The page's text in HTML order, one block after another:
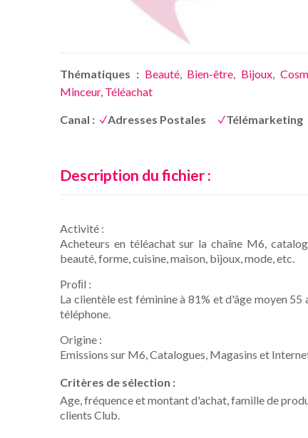
Thématiques : Beauté, Bien-être, Bijoux,
Minceur, Téléachat
Canal : Adresses Postales Télémarketing
Description du fichier :
Activité :
Acheteurs en téléachat sur la chaîne M6,
beauté, forme, cuisine, maison, bijoux, mode, etc.
Proﬁl :
La clientèle est féminine à 81% et d'âge moyen
téléphone.
Origine :
Emissions sur M6, Catalogues, Magasins et
Critères de sélection :
Age, fréquence et montant d'achat, famille de
clients Club.